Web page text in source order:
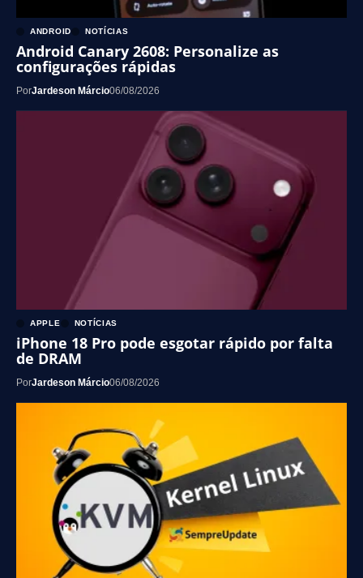
ANDROID NOTÍCIAS
Android Canary 2608: Personalize as
configurações rápidas
PorJardeson Márcio06/08/2026
APPLE NOTÍCIAS
iPhone 18 Pro pode esgotar rápido por falta
de DRAM
PorJardeson Márcio06/08/2026